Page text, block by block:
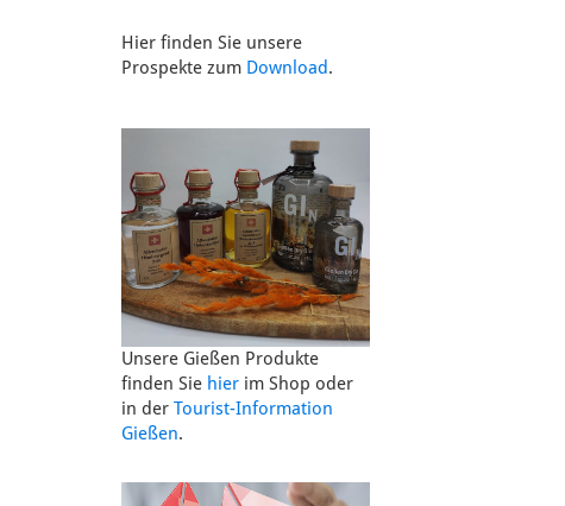
Hier finden Sie unsere
Prospekte zum Download.
Unsere Gießen Produkte
finden Sie hierim Shop oder
in der Tourist-Information
Gießen.